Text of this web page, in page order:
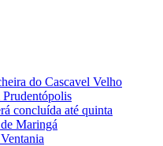
do Cascavel Velho
concluída até quinta
Maringá